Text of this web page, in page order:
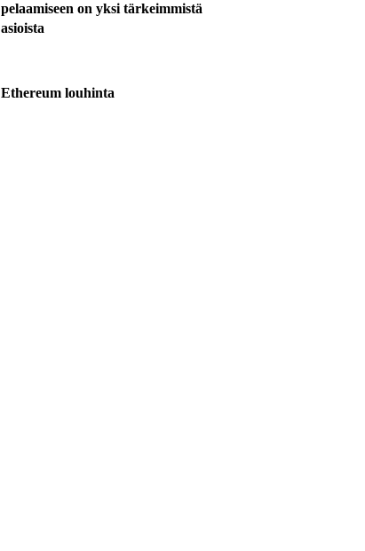
pelaamiseen on yksi tärkeimmistä
asioista
Ethereum louhinta